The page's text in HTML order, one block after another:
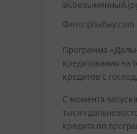
Фото: pixabay.com
Программа
кредитования на
кредитов с
С момента
тысяч
кредита по